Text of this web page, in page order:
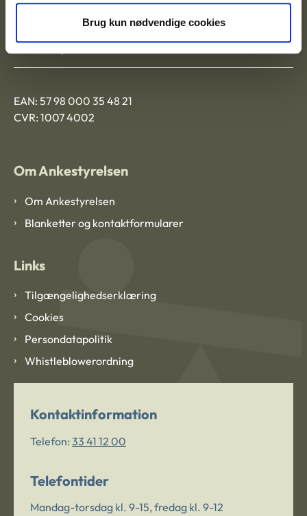
Brug kun nødvendige cookies
Ankestyrelsen Aalborg
Ankestyrelsen København
EAN: 57 98 000 35 48 21
CVR: 1007 4002
Om Ankestyrelsen
Om Ankestyrelsen
Blanketter og kontaktformularer
Links
Tilgængelighedserklæring
Cookies
Persondatapolitik
Whistleblowerordning
Kontaktinformation
Telefon: 33 41 12 00
Telefontider
Mandag-torsdag kl. 9-15, fredag kl. 9-12